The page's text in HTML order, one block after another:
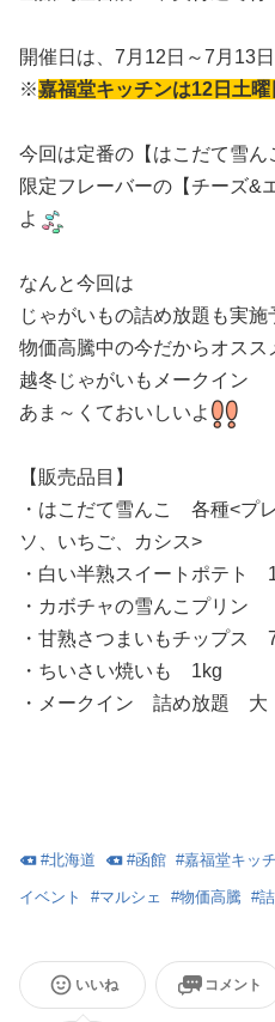
開催日は、7月12日～7月13
※嘉福堂キッチンは12日土曜
今回は定番の【はこだて雪ん
限定フレーバーの【チーズ&
よ
なんと今回は
じゃがいもの詰め放題も実施
物価高騰中の今だからオスス
越冬じゃがいもメークイン
あま～くておいしいよ
【販売品目】
・はこだて雪んこ 各種<プ
ソ、いちご、カシス>
・白い半熟スイートポテト
・カボチャの雪んこプリン
・甘熟さつまいもチップス
・ちいさい焼いも 1kg
・メークイン 詰め放題 大
#北海道 #函館 #嘉福堂キッ
イベント #マルシェ #物価高騰 #
いいね コメント